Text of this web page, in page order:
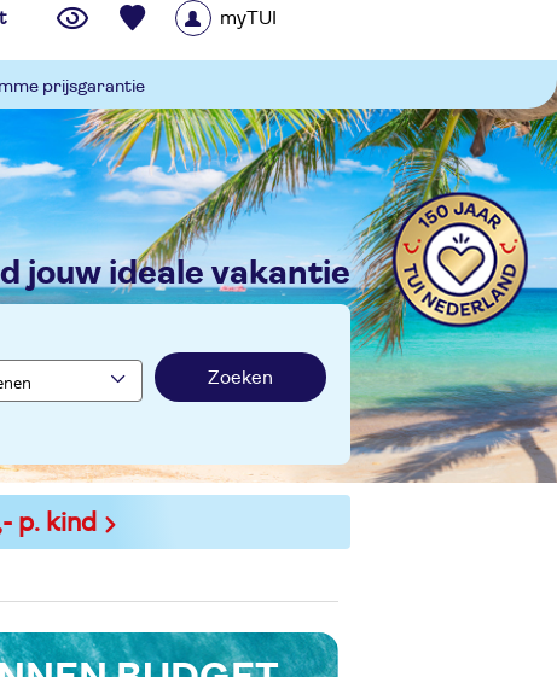
myTUI
prijsgarantie
jouw ideale vakantie
Zoeken
p. kind